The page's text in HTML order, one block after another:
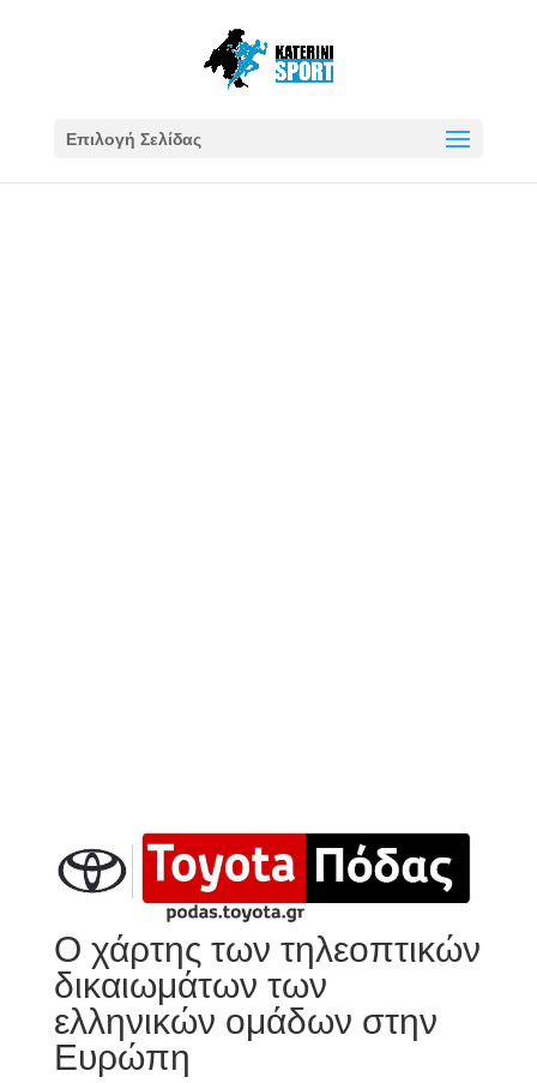
Επιλογή Σελίδας
Ο χάρτης των τηλεοπτικών
δικαιωμάτων των
ελληνικών ομάδων στην
Ευρώπη